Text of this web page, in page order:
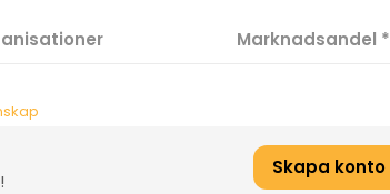
Marknadsandel *
Skapa konto